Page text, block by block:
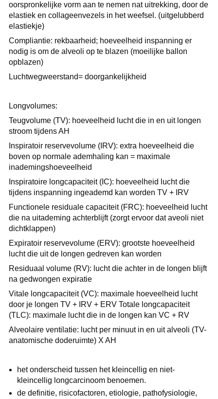
oorspronkelijke vorm aan te nemen nat uitrekking, door de
elastiek en collageenvezels in het weefsel. (uitgelubberd
elastiekje)
Compliantie: rekbaarheid; hoeveelheid inspanning er
nodig is om de alveoli op te blazen (moeilijke ballon
opblazen)
Luchtwegweerstand= doorgankelijkheid
Longvolumes:
Teugvolume (TV): hoeveelheid lucht die in en uit longen
stroom tijdens AH
Inspiratoir reservevolume (IRV): extra hoeveelheid die
boven op normale ademhaling kan = maximale
inademingshoeveelheid
Inspiratoire longcapaciteit (IC): hoeveelheid lucht die
tijdens inspanning ingeademd kan worden TV + IRV
Functionele residuale capaciteit (FRC): hoeveelheid lucht
die na uitademing achterblijft (zorgt ervoor dat aveoli niet
dichtklappen)
Expiratoir reservevolume (ERV): grootste hoeveelheid
lucht die uit de longen gedreven kan worden
Residuaal volume (RV): lucht die achter in de longen blijft
na gedwongen expiratie
Vitale longcapaciteit (VC): maximale hoeveelheid lucht
door je longen TV + IRV + ERV Totale longcapaciteit
(TLC): maximale lucht die in de longen kan VC + RV
Alveolaire ventilatie: lucht per minuut in en uit alveoli (TV-
anatomische doderuimte) X AH
het onderscheid tussen het kleincellig en niet-
kleincellig longcarcinoom benoemen.
de definitie, risicofactoren, etiologie, pathofysiologie,